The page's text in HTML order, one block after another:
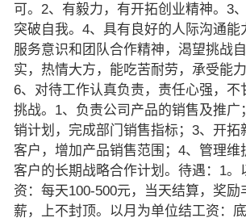
可。2、有毅力，有开拓创业精神。3
突破自我。4、具有良好的人际沟通能
服务意识和团队合作精神，渴望挑战
实，热情大方，能吃苦耐劳，承受能
6、对待工作认真负责，责任心强，不
挑战。1、负责公司产品的销售及推广
销计划，完成部门销售指标；3、开拓
客户，增加产品销售范围；4、管理维
客户的长期战略合作计划。待遇：1。
资：每天100-500元，当天结算，奖励
薪，上不封顶。以月为单位结工资：